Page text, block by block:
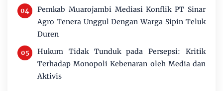
Pemkab Muarojambi Mediasi Konflik PT Sinar
Agro Tenera Unggul Dengan Warga Sipin Teluk
Duren
Hukum Tidak Tunduk pada Persepsi: Kritik
Terhadap Monopoli Kebenaran oleh Media dan
Aktivis